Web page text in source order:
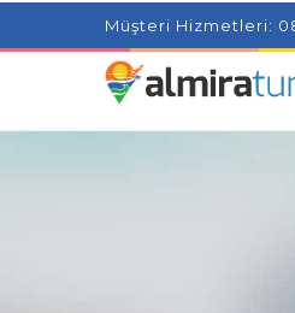
Project Milenial featuring
Kids Amazingly Simple Skin
Müşteri Hizmetleri: